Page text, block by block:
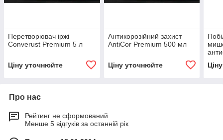
Перетворювач іржі
Сonverust Premium 5 л
Ціну уточнюйте
Антикорозійний захист
AntiCor Premium 500 мл
Ціну уточнюйте
Про нас
Рейтинг не сформований
Менше 5 відгуків за останній рік